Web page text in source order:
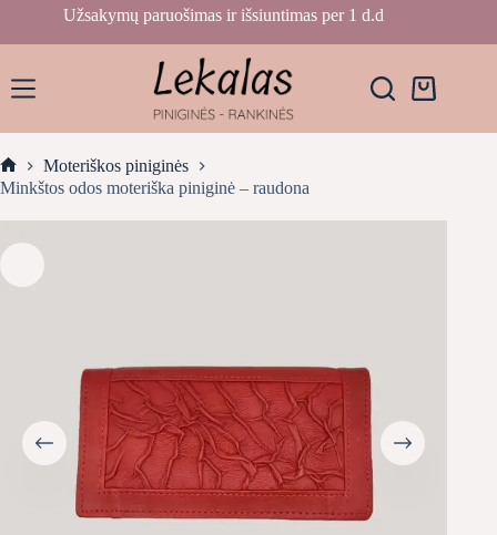
content
Užsakymų paruošimas ir išsiuntimas per 1 d.d
Krepšelis
Home
Moteriškos piniginės
Minkštos odos moteriška piniginė – raudona